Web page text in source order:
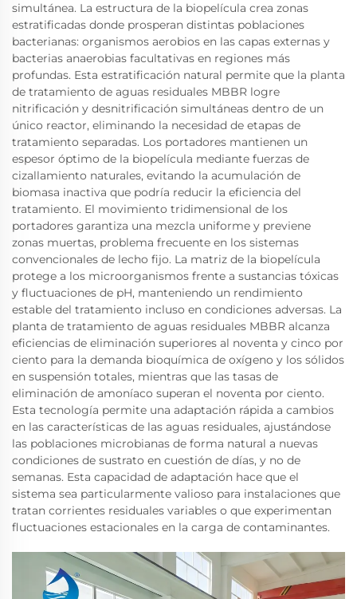
simultánea. La estructura de la biopelícula crea zonas
estratificadas donde prosperan distintas poblaciones
bacterianas: organismos aerobios en las capas externas y
bacterias anaerobias facultativas en regiones más
profundas. Esta estratificación natural permite que la planta
de tratamiento de aguas residuales MBBR logre
nitrificación y desnitrificación simultáneas dentro de un
único reactor, eliminando la necesidad de etapas de
tratamiento separadas. Los portadores mantienen un
espesor óptimo de la biopelícula mediante fuerzas de
cizallamiento naturales, evitando la acumulación de
biomasa inactiva que podría reducir la eficiencia del
tratamiento. El movimiento tridimensional de los
portadores garantiza una mezcla uniforme y previene
zonas muertas, problema frecuente en los sistemas
convencionales de lecho fijo. La matriz de la biopelícula
protege a los microorganismos frente a sustancias tóxicas
y fluctuaciones de pH, manteniendo un rendimiento
estable del tratamiento incluso en condiciones adversas. La
planta de tratamiento de aguas residuales MBBR alcanza
eficiencias de eliminación superiores al noventa y cinco por
ciento para la demanda bioquímica de oxígeno y los sólidos
en suspensión totales, mientras que las tasas de
eliminación de amoníaco superan el noventa por ciento.
Esta tecnología permite una adaptación rápida a cambios
en las características de las aguas residuales, ajustándose
las poblaciones microbianas de forma natural a nuevas
condiciones de sustrato en cuestión de días, y no de
semanas. Esta capacidad de adaptación hace que el
sistema sea particularmente valioso para instalaciones que
tratan corrientes residuales variables o que experimentan
fluctuaciones estacionales en la carga de contaminantes.